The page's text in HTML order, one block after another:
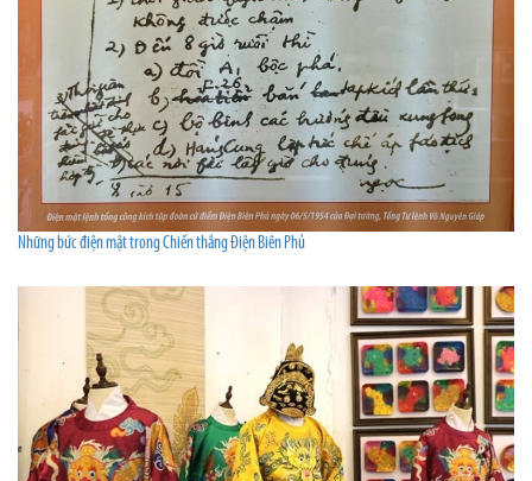
Những bức điện mật trong Chiến thắng Điện Biên Phủ